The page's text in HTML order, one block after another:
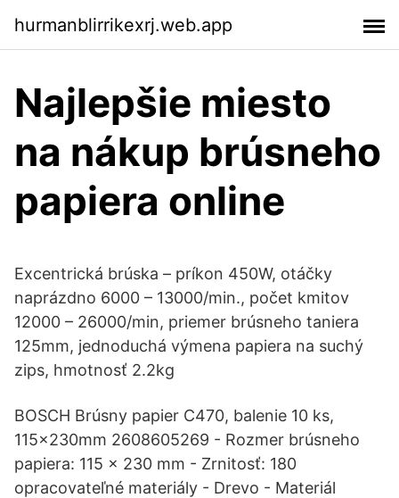
hurmanblirrikexrj.web.app
Najlepšie miesto
na nákup brúsneho
papiera online
Excentrická brúska – príkon 450W, otáčky
naprázdno 6000 – 13000/min., počet kmitov
12000 – 26000/min, priemer brúsneho taniera
125mm, jednoduchá výmena papiera na suchý
zips, hmotnosť 2.2kg
BOSCH Brúsny papier C470, balenie 10 ks,
115x230mm 2608605269 - Rozmer brúsneho
papiera: 115 x 230 mm - Zrnitosť: 180
opracovateľné materiály - Drevo - Materiál